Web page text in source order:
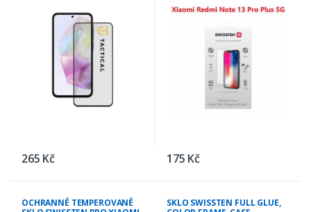
265 Kč 175 Kč
OCHRANNÉ TEMPEROVANÉ
SKLO SWISSTEN FULL GLUE,